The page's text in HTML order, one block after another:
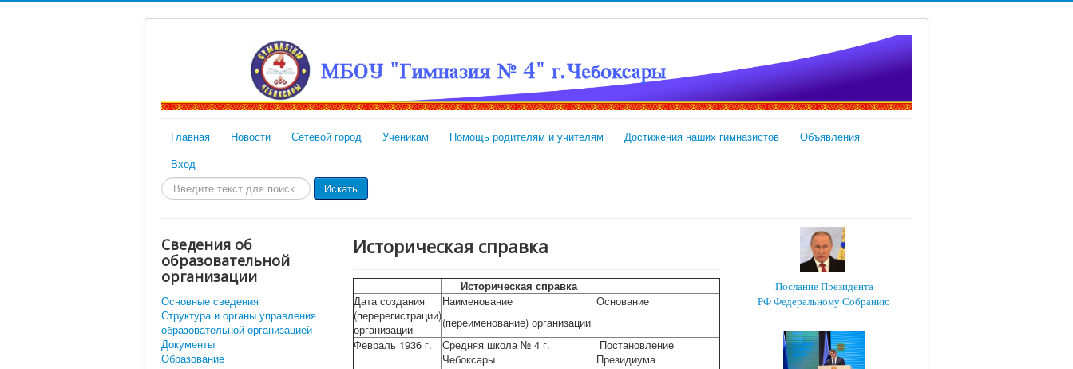
Главная Новости Сетевой город Ученикам Помощь родителям и учителям Достижения наших гимназистов
Объявления
Вход
Искать...
Искать
Сведения об
образовательной
организации
Основные сведения
Структура и органы управления
образовательной организацией
Документы
Образование
Историческая справка
Историческая справка
Дата создания
(перерегистрации)
организации
Наименование
(переименование) организации
Основание
Февраль 1936 г.
Средняя школа № 4 г.
Чебоксары
Постановление
Президиума
Послание Президента
РФ Федеральному Собранию